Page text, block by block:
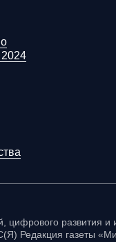
цифрового развития
Редакция газеты